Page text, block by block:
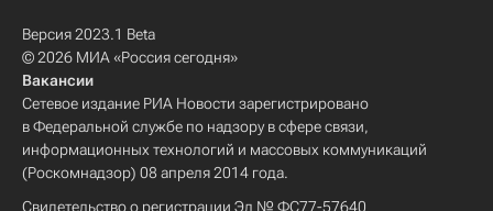
Версия 2023.1 Beta
© 2026 МИА «Россия сегодня»
Вакансии
Сетевое издание РИА Новости зарегистрировано
в Федеральной службе по надзору в сфере связи,
информационных технологий и массовых коммуникаций
(Роскомнадзор) 08 апреля 2014 года.
Свидетельство о регистрации Эл № ФС77-57640